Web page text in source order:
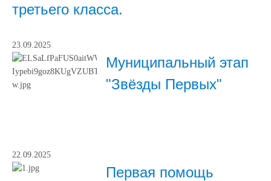
третьего класса.
23.09.2025
Муниципальный этап
"Звёзды Первых"
22.09.2025
Первая помощь